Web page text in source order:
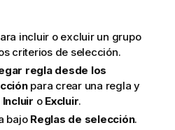
incluir o excluir un grupo
criterios de selección.
regla desde los
para crear una regla y
Incluir o Excluir.
bajo Reglas de selección.